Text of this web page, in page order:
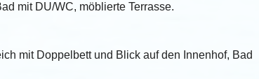
mit DU/WC, möblierte Terrasse.
mit Doppelbett und Blick auf den Innenhof, Bad